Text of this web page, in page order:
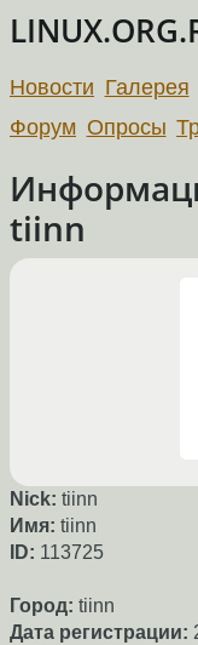
Новости Галерея
Форум Опросы
tiinn
Nick: tiinn
Имя: tiinn
ID: 113725
Город: tiinn
Дата регистрации: